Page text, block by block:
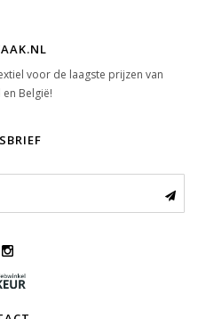
voor de laagste prijzen van
België!